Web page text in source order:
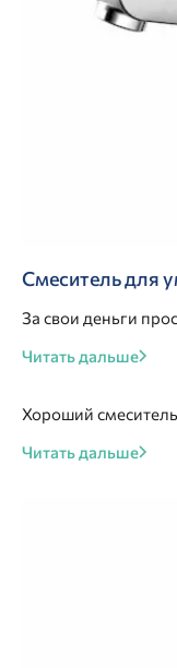
Смеситель для
За свои деньги
Читать дальше
Хороший
Читать дальше